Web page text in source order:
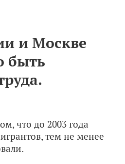
и Москве
быть
что до 2003 года
тем не менее